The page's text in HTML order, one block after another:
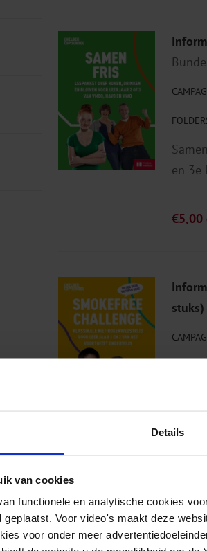
Details
van cookies
functionele en analytische cookies
Voor video's maakt deze
voor onder meer
en 3e
€5,00
stuks)